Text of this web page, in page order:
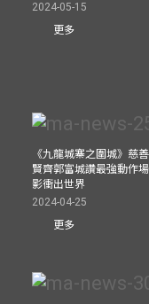
2024-05-15
更多
《九龍城寨之圍城》慈
賢齊郭富城讚最強動作
影衝出世界
2024-04-25
更多